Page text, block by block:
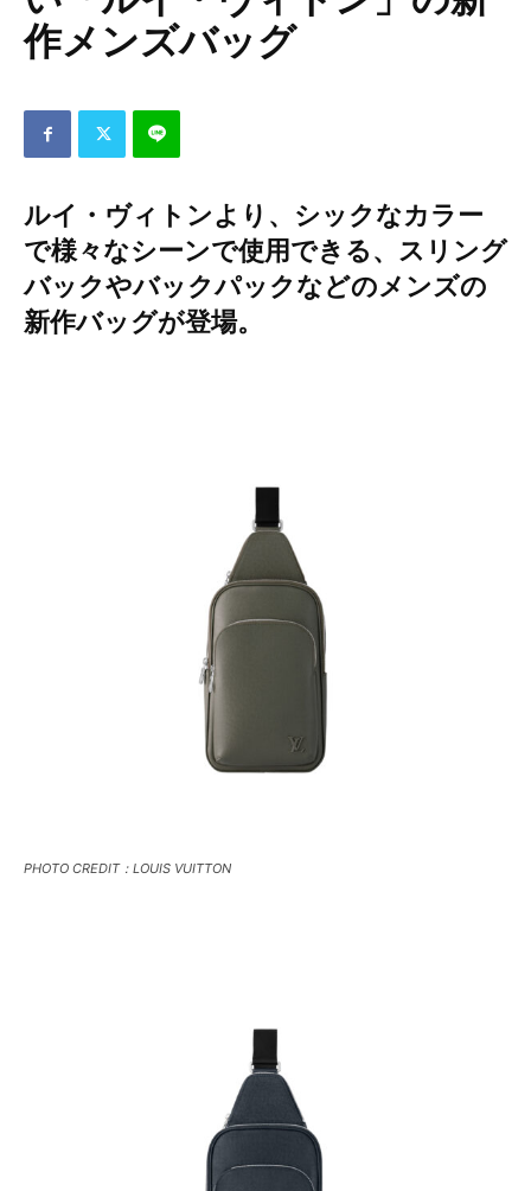
作メンズバッグ
ルイ・ヴィトンより、シックなカラー
で様々なシーンで使用できる、スリング
バックやバックパックなどのメンズの
新作バッグが登場。
PHOTO CREDIT：LOUIS VUITTON